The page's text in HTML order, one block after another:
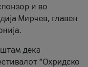
и во
Мирчев, главен
дека
“Охридско